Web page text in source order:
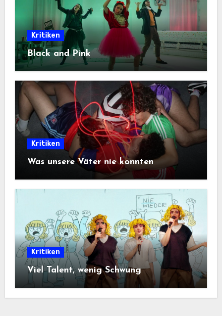
Kritiken
Black and Pink
Kritiken
Was unsere Väter nie konnten
Kritiken
Viel Talent, wenig Schwung